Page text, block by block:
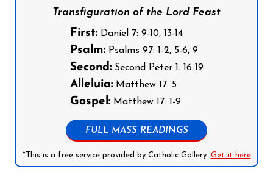
Transfiguration of the Lord Feast
First:Daniel 7: 9-10, 13-14
Psalm:Psalms 97: 1-2, 5-6, 9
Second:Second Peter 1: 16-19
Alleluia:Matthew 17: 5
Gospel:Matthew 17: 1-9
FULL MASS READINGS
*This is a free service provided by Catholic Gallery. Get it here